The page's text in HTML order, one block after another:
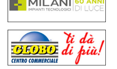
commenti
Contenuti
del
sito